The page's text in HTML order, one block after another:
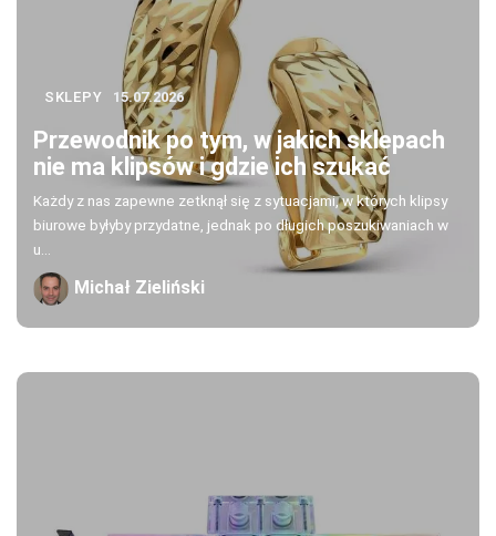
SKLEPY 15.07.2026
Przewodnik po tym, w jakich sklepach
nie ma klipsów i gdzie ich szukać
Każdy z nas zapewne zetknął się z sytuacjami, w których klipsy
biurowe byłyby przydatne, jednak po długich poszukiwaniach w
u...
Michał Zieliński